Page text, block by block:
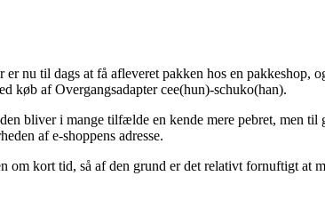
nu til dags at få afleveret pakken hos en pakkeshop,
køb af Overgangsadapter cee(hun)-schuko(han).
bliver i mange tilfælde en kende mere pebret, men
af e-shoppens adresse.
kort tid, så af den grund er det relativt fornuftigt at